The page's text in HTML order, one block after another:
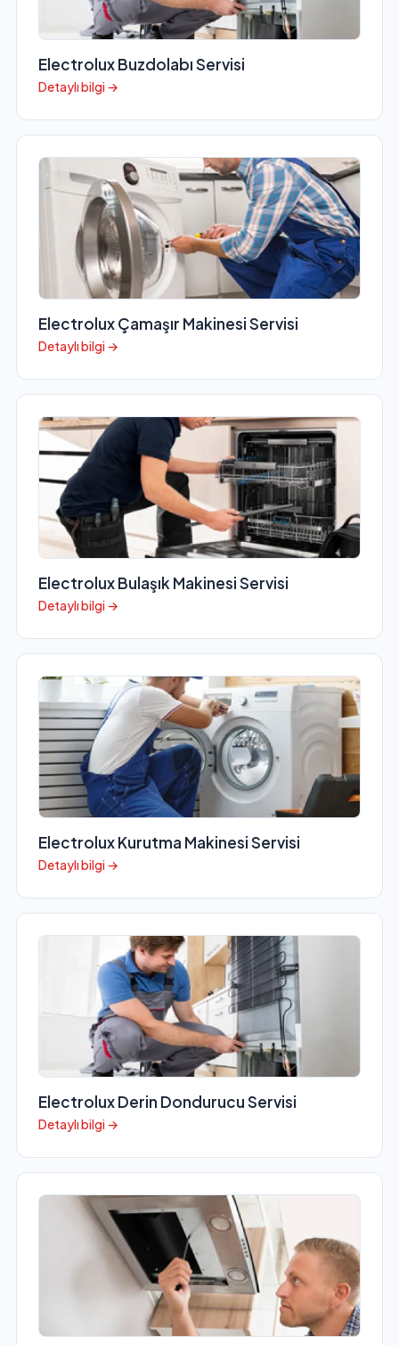
Electrolux Buzdolabı Servisi
Detaylı bilgi →
Electrolux Çamaşır Makinesi Servisi
Detaylı bilgi →
Electrolux Bulaşık Makinesi Servisi
Detaylı bilgi →
Electrolux Kurutma Makinesi Servisi
Detaylı bilgi →
Electrolux Derin Dondurucu Servisi
Detaylı bilgi →